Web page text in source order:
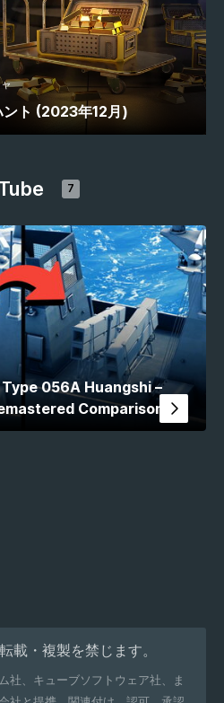
ント (2023年12月)
7
056A Huangshi –
Comparison
載・複製を禁じます。
社、キューブソフトウェア社、ま